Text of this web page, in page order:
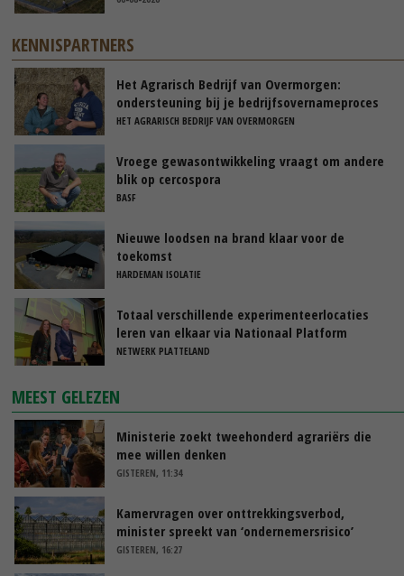
KENNISPARTNERS
Het Agrarisch Bedrijf van Overmorgen:
ondersteuning bij je bedrijfsovernameproces
HET AGRARISCH BEDRIJF VAN OVERMORGEN
Vroege gewasontwikkeling vraagt om andere
blik op cercospora
BASF
Nieuwe loodsen na brand klaar voor de
toekomst
HARDEMAN ISOLATIE
Totaal verschillende experimenteerlocaties
leren van elkaar via Nationaal Platform
NETWERK PLATTELAND
MEEST GELEZEN
Ministerie zoekt tweehonderd agrariërs die
mee willen denken
GISTEREN, 11:34
Kamervragen over onttrekkingsverbod,
minister spreekt van ‘ondernemersrisico’
GISTEREN, 16:27